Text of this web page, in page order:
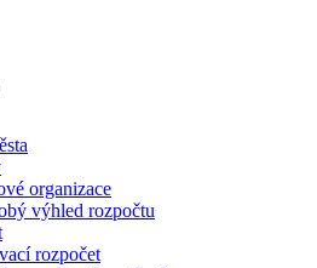
organizace
výhled rozpočtu
rozpočet